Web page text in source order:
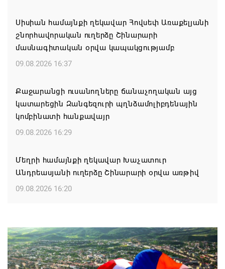
Սիսիան համայնքի ղեկավար Հովսեփ Առաքելյանի
շնորհավորական ուղերձը Շինարարի
մասնագիտական օրվա կապակցությամբ
09.08.2026 16:37
Քաջարանցի ուսանողները ճանաչողական այց
կատարեցին Զանգեզուրի պղնձամոլիբդենային
կոմբինատի հանքավայր
09.08.2026 16:29
Մեղրի համայնքի ղեկավար Խաչատուր
Անդրեասյանի ուղերձը Շինարարի օրվա առթիվ
09.08.2026 16:20
Փարամազյանի ուղերձը` Շինարարի
մասնագիտական օրվա կապակցությամբ
09.08.2026 16:12